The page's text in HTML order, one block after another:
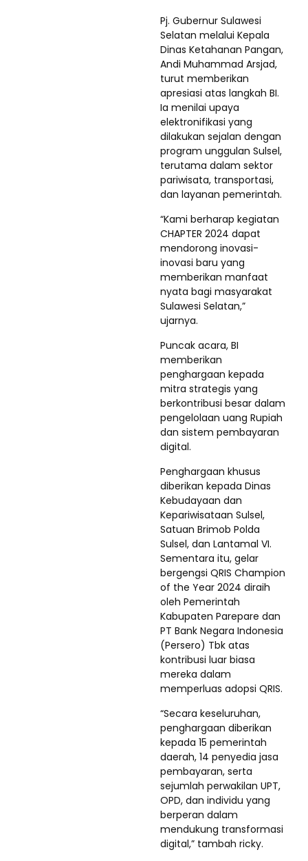
Pj. Gubernur Sulawesi
Selatan melalui Kepala
Dinas Ketahanan Pangan,
Andi Muhammad Arsjad,
turut memberikan
apresiasi atas langkah BI.
Ia menilai upaya
elektronifikasi yang
dilakukan sejalan dengan
program unggulan Sulsel,
terutama dalam sektor
pariwisata, transportasi,
dan layanan pemerintah.
“Kami berharap kegiatan
CHAPTER 2024 dapat
mendorong inovasi-
inovasi baru yang
memberikan manfaat
nyata bagi masyarakat
Sulawesi Selatan,”
ujarnya.
Puncak acara, BI
memberikan
penghargaan kepada
mitra strategis yang
berkontribusi besar dalam
pengelolaan uang Rupiah
dan sistem pembayaran
digital.
Penghargaan khusus
diberikan kepada Dinas
Kebudayaan dan
Kepariwisataan Sulsel,
Satuan Brimob Polda
Sulsel, dan Lantamal VI.
Sementara itu, gelar
bergengsi QRIS Champion
of the Year 2024 diraih
oleh Pemerintah
Kabupaten Parepare dan
PT Bank Negara Indonesia
(Persero) Tbk atas
kontribusi luar biasa
mereka dalam
memperluas adopsi QRIS.
“Secara keseluruhan,
penghargaan diberikan
kepada 15 pemerintah
daerah, 14 penyedia jasa
pembayaran, serta
sejumlah perwakilan UPT,
OPD, dan individu yang
berperan dalam
mendukung transformasi
digital,” tambah ricky.